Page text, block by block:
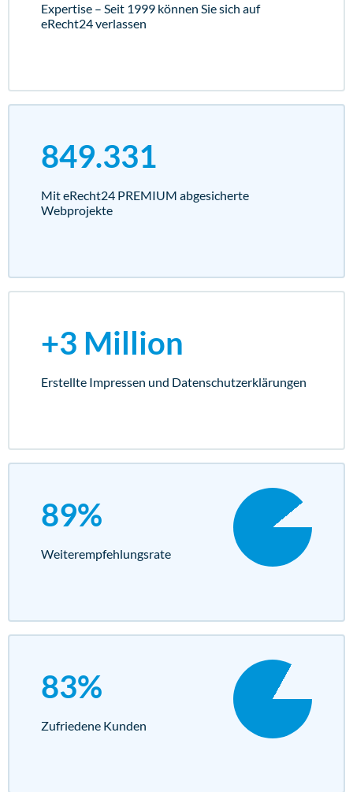
Expertise – Seit 1999 können Sie sich auf
eRecht24 verlassen
849.331
Mit eRecht24 PREMIUM abgesicherte
Webprojekte
+3 Million
Erstellte Impressen und Datenschutz­erklärungen
89%
Weiterempfehlungs­rate
83%
Zufriedene Kunden